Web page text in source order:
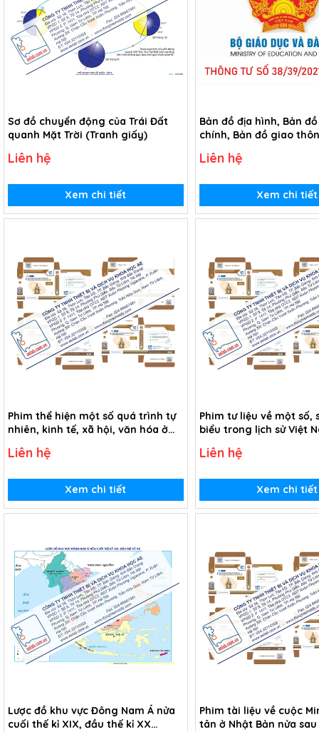
Sơ đồ chuyển động của Trái Đất
quanh Mặt Trời (Tranh giấy)
Liên hệ
Xem chi tiết
Bản đồ địa hình, Bản
chính, Bản đồ giao
Liên hệ
Xem chi tiết
Phim thể hiện một số quá trình tự
nhiên, kinh tế, xã hội, văn hóa ở
sông Cửu Long (USB Video)
Liên hệ
Xem chi tiết
Phim tư liệu về một số,
biểu trong lịch sử Việt
Liên hệ
Xem chi tiết
Lược đồ khu vực Đông Nam Á nửa
cuối thế kỉ XIX, đầu thế kỉ XX
Phim tài liệu về cuộc
tân ở Nhật Bản nửa